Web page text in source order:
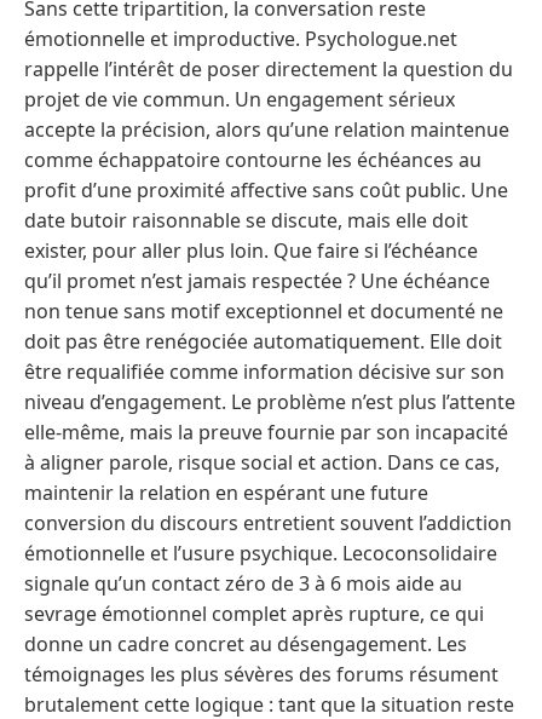
Sans cette tripartition, la conversation reste
émotionnelle et improductive. Psychologue.net
rappelle l’intérêt de poser directement la question du
projet de vie commun. Un engagement sérieux
accepte la précision, alors qu’une relation maintenue
comme échappatoire contourne les échéances au
profit d’une proximité affective sans coût public. Une
date butoir raisonnable se discute, mais elle doit
exister, pour aller plus loin. Que faire si l’échéance
qu’il promet n’est jamais respectée ? Une échéance
non tenue sans motif exceptionnel et documenté ne
doit pas être renégociée automatiquement. Elle doit
être requalifiée comme information décisive sur son
niveau d’engagement. Le problème n’est plus l’attente
elle-même, mais la preuve fournie par son incapacité
à aligner parole, risque social et action. Dans ce cas,
maintenir la relation en espérant une future
conversion du discours entretient souvent l’addiction
émotionnelle et l’usure psychique. Lecoconsolidaire
signale qu’un contact zéro de 3 à 6 mois aide au
sevrage émotionnel complet après rupture, ce qui
donne un cadre concret au désengagement. Les
témoignages les plus sévères des forums résument
brutalement cette logique : tant que la situation reste